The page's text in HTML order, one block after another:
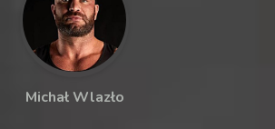
Michał Wlazło